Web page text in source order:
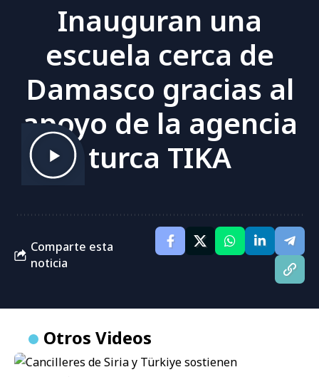
Inauguran una
escuela cerca de
Damasco gracias al
apoyo de la agencia
turca TIKA
Comparte esta
noticia
Otros Videos